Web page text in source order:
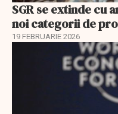
SGR se extinde cu
noi categorii de
19 FEBRUARIE 2026